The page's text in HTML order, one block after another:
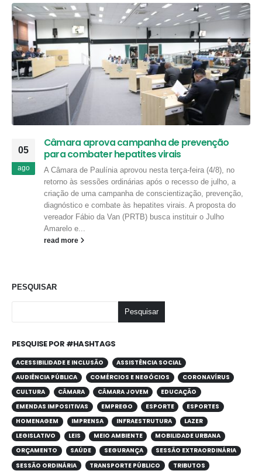
05
ago
Câmara aprova campanha de prevenção
para combater hepatites virais
A Câmara de Paulínia aprovou nesta terça-feira (4/8), no
retorno às sessões ordinárias após o recesso de julho, a
criação de uma campanha de conscientização, prevenção,
diagnóstico e combate às hepatites virais. A proposta do
vereador Fábio da Van (PRTB) busca instituir o Julho
Amarelo e...
read more
PESQUISAR
Pesquisar
PESQUISE POR #HASHTAGS
ACESSIBILIDADE E INCLUSÃO
ASSISTÊNCIA SOCIAL
AUDIÊNCIA PÚBLICA
COMÉRCIOS E NEGÓCIOS
CORONAVÍRUS
CULTURA
CÂMARA CÂMARA JOVEM
EDUCAÇÃO
EMENDAS IMPOSITIVAS
EMPREGO ESPORTE
ESPORTES
HOMENAGEM
IMPRENSA INFRAESTRUTURA
LAZER
LEGISLATIVO
LEIS MEIO AMBIENTE
MOBILIDADE URBANA
ORÇAMENTO
SAÚDE SEGURANÇA
SESSÃO EXTRAORDINÁRIA
SESSÃO ORDINÁRIA
TRANSPORTE PÚBLICO
TRIBUTOS